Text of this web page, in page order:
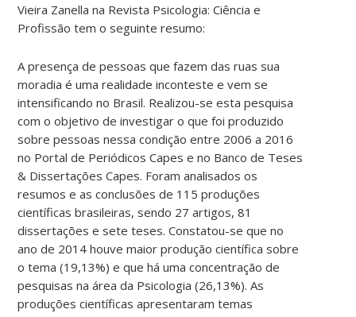
Vieira Zanella na Revista Psicologia: Ciência e
Profissão tem o seguinte resumo:
A presença de pessoas que fazem das ruas sua
moradia é uma realidade inconteste e vem se
intensificando no Brasil. Realizou-se esta pesquisa
com o objetivo de investigar o que foi produzido
sobre pessoas nessa condição entre 2006 a 2016
no Portal de Periódicos Capes e no Banco de Teses
& Dissertações Capes. Foram analisados os
resumos e as conclusões de 115 produções
científicas brasileiras, sendo 27 artigos, 81
dissertações e sete teses. Constatou-se que no
ano de 2014 houve maior produção científica sobre
o tema (19,13%) e que há uma concentração de
pesquisas na área da Psicologia (26,13%). As
produções científicas apresentaram temas